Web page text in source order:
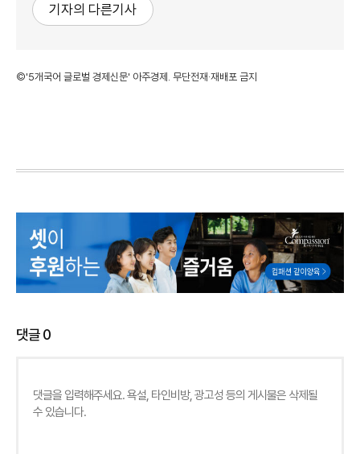
기자의 다른기사
©'5개국어 글로벌 경제신문' 아주경제. 무단전재·재배포 금지
댓글0